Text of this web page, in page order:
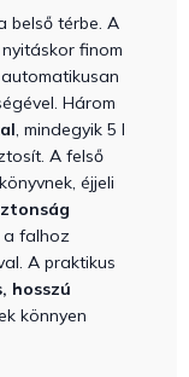
belső térbe. A
finom
automatikusan
Három
, mindegyik 5 l
A felső
éjjeli
a falhoz
A praktikus
hosszú
könnyen